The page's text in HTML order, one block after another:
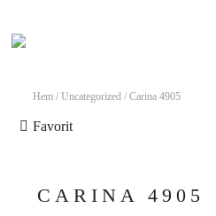
Hem /Uncategorized / Carina 4905
Favorit
CARINA 4905